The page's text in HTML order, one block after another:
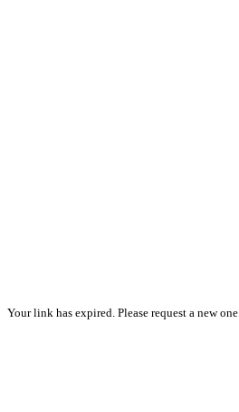
Your link has expired. Please request a new one.